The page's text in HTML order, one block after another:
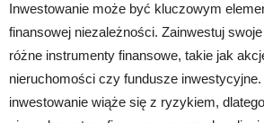
Inwestowanie może być kluczowym
finansowej niezależności. Zainwestuj
różne instrumenty finansowe, takie jak
nieruchomości czy fundusze
inwestowanie wiąże się z ryzykiem,